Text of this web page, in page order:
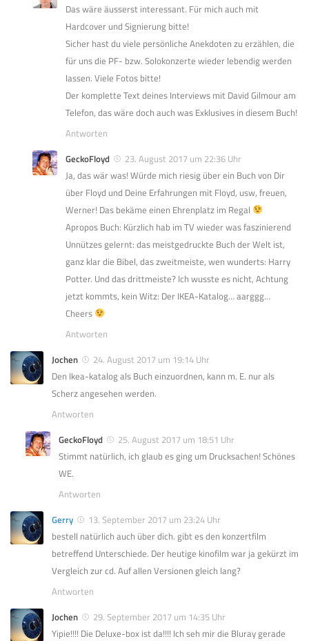
Das wäre äusserst interessant. Für mich auch mit
Hardcover und Signierung bitte!
Sicher hast du viele persönliche Anekdoten zu erzählen, die
für uns die PF- bzw. Solokonzerte wieder lebendig werden
lassen. Viele Fotos bitte!
Der komplette Text deines Interviews mit David Gilmour am
Telefon, das wäre doch auch was Exklusives in diesem Buch!
Antworten
GeckoFloyd
23. August 2017 um 22:36 Uhr
Ja, das wär was! Würde mich riesig über ein Buch von Dir
über Floyd und Deine Erfahrungen mit Floyd, usw, freuen,
Werner! Das bekäme einen Ehrenplatz im Regal
Apropos Buch: Kürzlich hab im TV wieder was faszinierend
Unnützes gelernt: das meistgedruckte Buch der Welt ist,
ganz klar die Bibel, das zweitmeiste, wen wunderts: Harry
Potter. Und das drittmeiste? Ich wusste es nicht, Achtung
jetzt kommts, kein Witz: Der IKEA-Katalog… aarggg…
Cheers
Antworten
Jochen
24. August 2017 um 19:14 Uhr
Den Ikea-katalog als Buch einzuordnen, kann m. E. nur als
Scherz angesehen werden.
Antworten
GeckoFloyd
25. August 2017 um 18:51 Uhr
Stimmt natürlich, ich glaub es ging um Drucksachen! Schönes
WE.
Antworten
Gerry
13. September 2017 um 23:24 Uhr
bestell natürlich auch über dich. gibt es den konzertfilm
betreffend Unterschiede. Der heutige kinofilm war ja gekürzt im
Vergleich zur cd. Auf allen Versionen gleich lang?
Antworten
Jochen
29. September 2017 um 14:35 Uhr
Yipie!!!! Die Deluxe-box ist da!!!! Ich seh mir die Bluray gerade